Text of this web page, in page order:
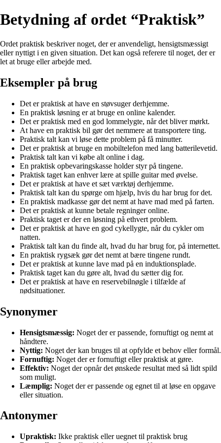
Betydning af ordet “Praktisk”
Ordet praktisk beskriver noget, der er anvendeligt, hensigtsmæssigt
eller nyttigt i en given situation. Det kan også referere til noget, der er
let at bruge eller arbejde med.
Eksempler på brug
Det er praktisk at have en støvsuger derhjemme.
En praktisk løsning er at bruge en online kalender.
Det er praktisk med en god lommelygte, når det bliver mørkt.
At have en praktisk bil gør det nemmere at transportere ting.
Praktisk talt kan vi løse dette problem på få minutter.
Det er praktisk at bruge en mobiltelefon med lang batterilevetid.
Praktisk talt kan vi købe alt online i dag.
En praktisk opbevaringskasse holder styr på tingene.
Praktisk taget kan enhver lære at spille guitar med øvelse.
Det er praktisk at have et sæt værktøj derhjemme.
Praktisk talt kan du spørge om hjælp, hvis du har brug for det.
En praktisk madkasse gør det nemt at have mad med på farten.
Det er praktisk at kunne betale regninger online.
Praktisk taget er der en løsning på ethvert problem.
Det er praktisk at have en god cykellygte, når du cykler om
natten.
Praktisk talt kan du finde alt, hvad du har brug for, på internettet.
En praktisk rygsæk gør det nemt at bære tingene rundt.
Det er praktisk at kunne lave mad på en induktionsplade.
Praktisk taget kan du gøre alt, hvad du sætter dig for.
Det er praktisk at have en reservebilnøgle i tilfælde af
nødsituationer.
Synonymer
Hensigtsmæssig: Noget der er passende, fornuftigt og nemt at
håndtere.
Nyttig: Noget der kan bruges til at opfylde et behov eller formål.
Fornuftig: Noget der er fornuftigt eller praktisk at gøre.
Effektiv: Noget der opnår det ønskede resultat med så lidt spild
som muligt.
Læmplig: Noget der er passende og egnet til at løse en opgave
eller situation.
Antonymer
Upraktisk: Ikke praktisk eller uegnet til praktisk brug